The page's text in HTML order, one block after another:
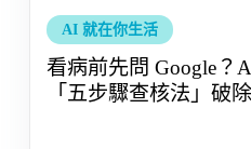
AI 就在你生活
看病前先問 Google？
「五步驟查核法」破除